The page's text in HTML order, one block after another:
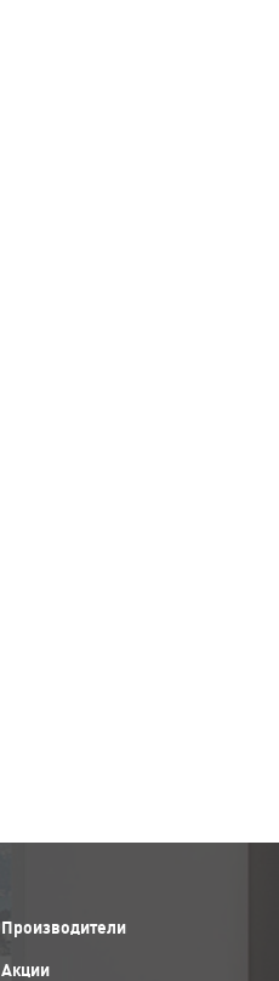
Производители
Акции